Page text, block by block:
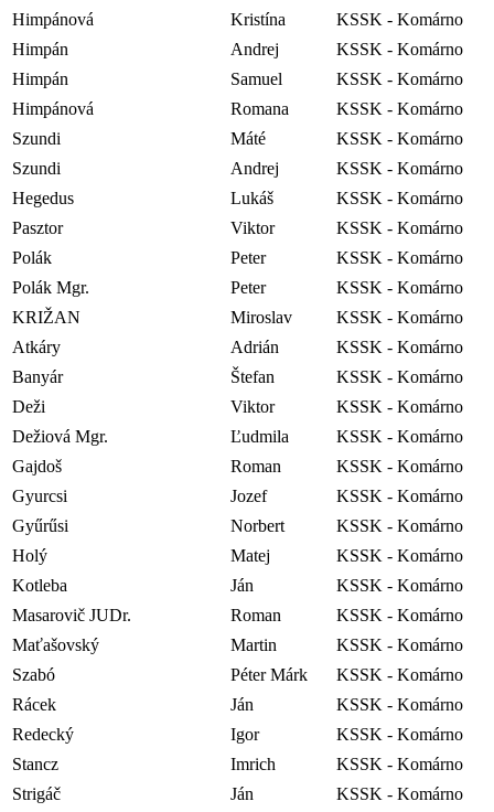
Himpánová
Kristína
KSSK - Komárno
Himpán
Andrej
KSSK - Komárno
Himpán
Samuel
KSSK - Komárno
Himpánová
Romana
KSSK - Komárno
Szundi
Máté
KSSK - Komárno
Szundi
Andrej
KSSK - Komárno
Hegedus
Lukáš
KSSK - Komárno
Pasztor
Viktor
KSSK - Komárno
Polák
Peter
KSSK - Komárno
Polák Mgr.
Peter
KSSK - Komárno
KRIŽAN
Miroslav
KSSK - Komárno
Atkáry
Adrián
KSSK - Komárno
Banyár
Štefan
KSSK - Komárno
Deži
Viktor
KSSK - Komárno
Dežiová Mgr.
Ľudmila
KSSK - Komárno
Gajdoš
Roman
KSSK - Komárno
Gyurcsi
Jozef
KSSK - Komárno
Gyűrűsi
Norbert
KSSK - Komárno
Holý
Matej
KSSK - Komárno
Kotleba
Ján
KSSK - Komárno
Masarovič JUDr.
Roman
KSSK - Komárno
Maťašovský
Martin
KSSK - Komárno
Szabó
Péter Márk
KSSK - Komárno
Rácek
Ján
KSSK - Komárno
Redecký
Igor
KSSK - Komárno
Stancz
Imrich
KSSK - Komárno
Strigáč
Ján
KSSK - Komárno